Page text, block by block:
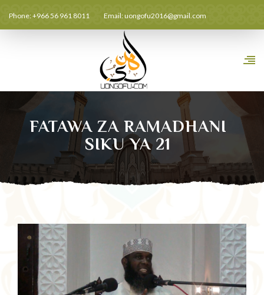
Phone: +966 56 961 8011 Email:uongofu2016@gmail.com
FATAWA ZA RAMADHANI
SIKU YA 21